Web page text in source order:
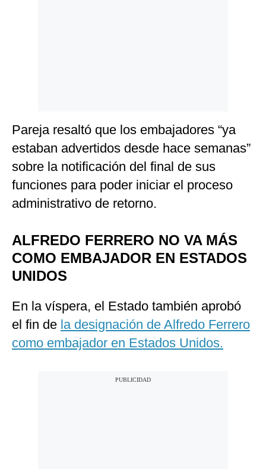
Pareja resaltó que los embajadores “ya
estaban advertidos desde hace semanas”
sobre la notificación del final de sus
funciones para poder iniciar el proceso
administrativo de retorno.
ALFREDO FERRERO NO VA MÁS
COMO EMBAJADOR EN ESTADOS
UNIDOS
En la víspera, el Estado también aprobó
el fin de la designación de Alfredo Ferrero
como embajador en Estados Unidos.